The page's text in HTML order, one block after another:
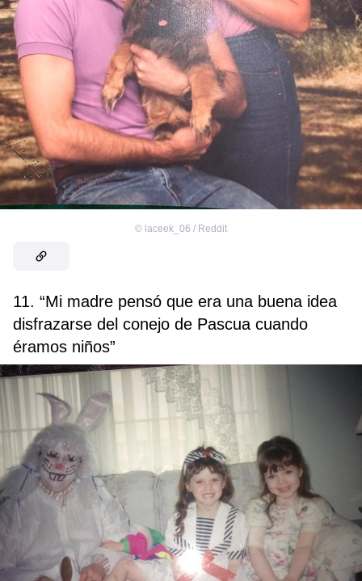
© laceek_06 / Reddit
11. “Mi madre pensó que era una buena idea
disfrazarse del conejo de Pascua cuando
éramos niños”